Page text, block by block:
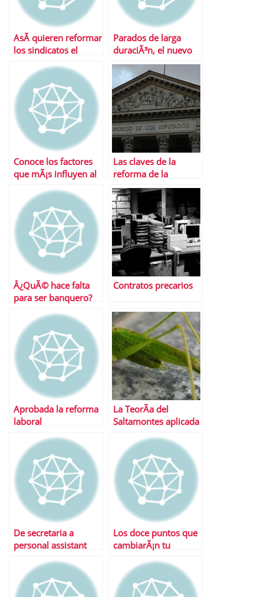
AsÃ­ quieren reformar
los sindicatos el
Parados de larga
duraciÃ³n, el nuevo
problema de la
economÃ­a espaÃ±ola
Conoce los factores
que mÃ¡s influyen al
Las claves de la
reforma de la
negociaciÃ³n
colectiva aprobada
por el Congreso
Â¿QuÃ© hace falta
para ser banquero?
Contratos precarios
Aprobada la reforma
laboral
La TeorÃ­a del
Saltamontes aplicada
De secretaria a
personal assistant
Los doce puntos que
cambiarÃ¡n tu
reforma